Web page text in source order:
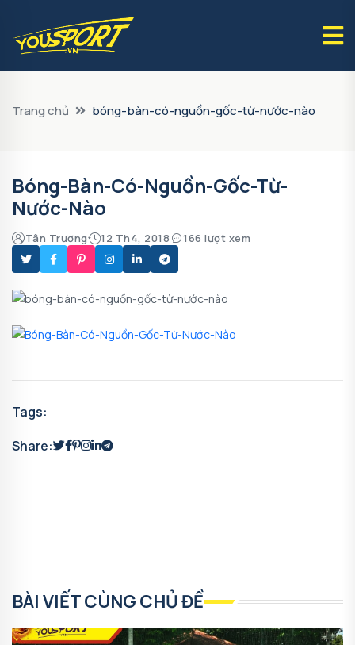
Trang chủ bóng-bàn-có-nguồn-gốc-từ-nước-nào
Bóng-Bàn-Có-Nguồn-Gốc-Từ-
Nước-Nào
Tân Trương 12 Th4, 2018 166 lượt xem
Tags:
Share:
BÀI VIẾT CÙNG CHỦ ĐỀ